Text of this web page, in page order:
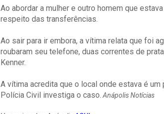
Ao abordar a mulher e outro homem que
respeito das transferências.
Ao sair para ir embora, a vítima relata que foi
roubaram seu telefone, duas correntes de
Kenner.
A vítima acredita que o local onde estava é
Polícia Civil investiga o caso. Anápolis Notícias